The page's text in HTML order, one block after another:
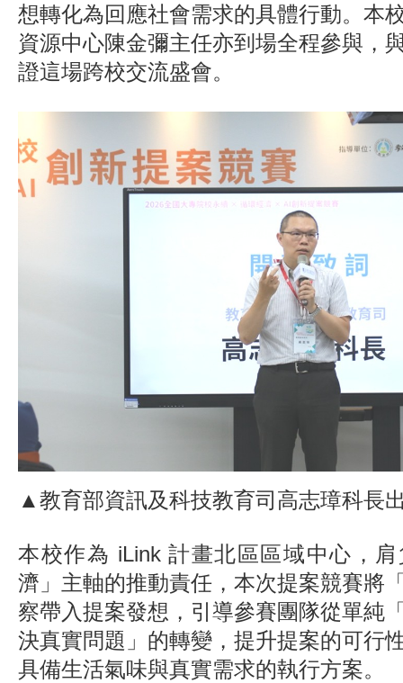
想轉化為回應社會需求的具體行動。本
資源中心陳金彌主任亦到場全程參與，
證這場跨校交流盛會。
▲教育部資訊及科技教育司高志璋科長
本校作為 iLink 計畫北區區域中心，
濟」主軸的推動責任，本次提案競賽將
察帶入提案發想，引導參賽團隊從單純
決真實問題」的轉變，提升提案的可行
具備生活氣味與真實需求的執行方案。